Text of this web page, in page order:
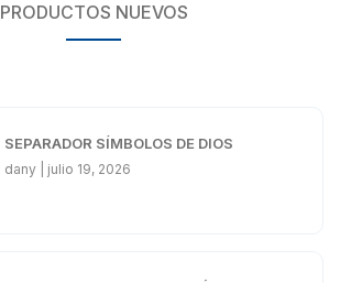
PRODUCTOS NUEVOS
SEPARADOR SÍMBOLOS DE DIOS
dany julio 19, 2026